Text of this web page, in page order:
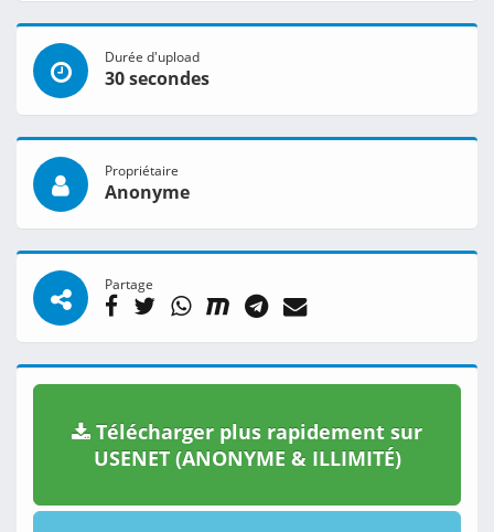
Durée d'upload
30 secondes
Propriétaire
Anonyme
Partage
Télécharger plus rapidement sur
USENET (ANONYME & ILLIMITÉ)